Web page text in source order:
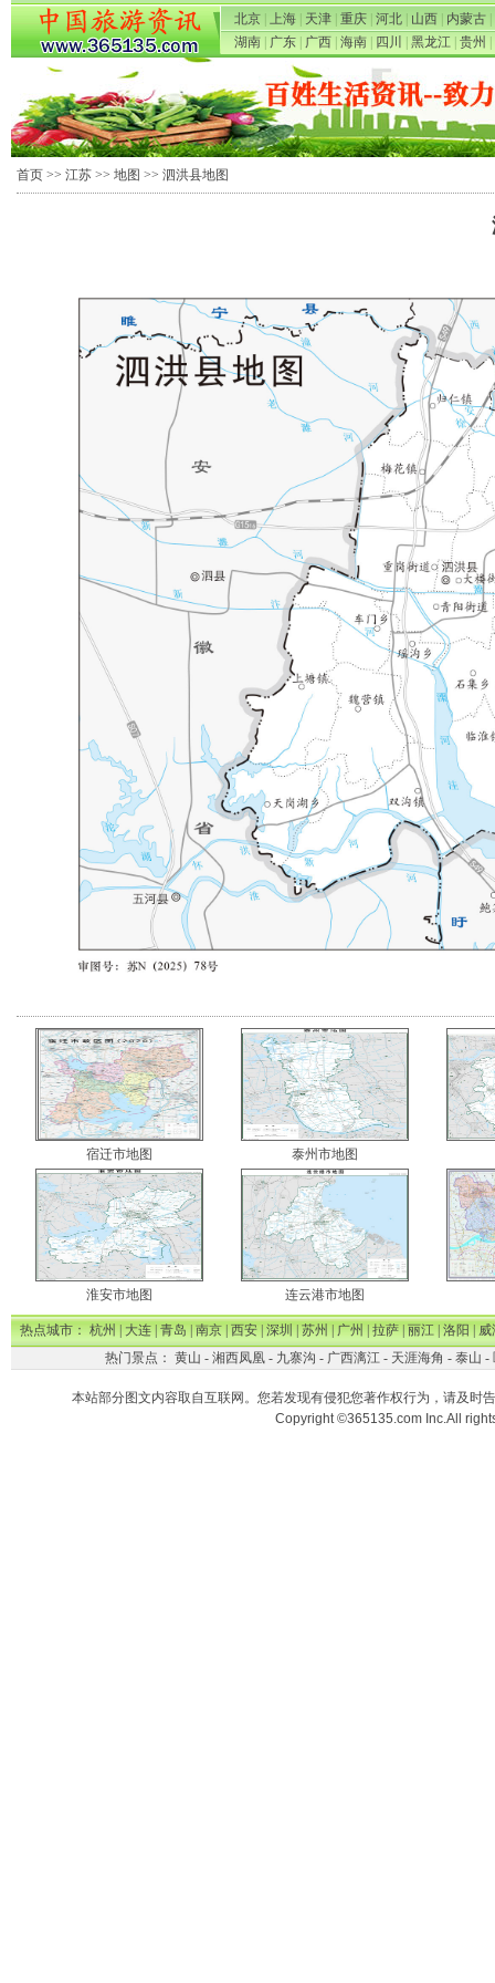
北京 上海 天津 重庆 河北 山西 内蒙古
湖南
广东 广西 海南 四川 黑龙江 贵州
首页 >> 江苏 >> 地图 >> 泗洪县地图
宿迁市地图 泰州市地图
淮安市地图 连云港市地图
热点城市：杭州|大连|青岛|南京|西安|深圳|苏州|广州|拉萨|丽江|洛阳|威
热门景点： 黄山 - 湘西凤凰- 九寨沟 - 广西漓江- 天涯海角 - 泰山 -
本站部分图文内容取自互联网。您若发现有侵犯您著作权行为，请及时
Copyright ©365135.com Inc.All